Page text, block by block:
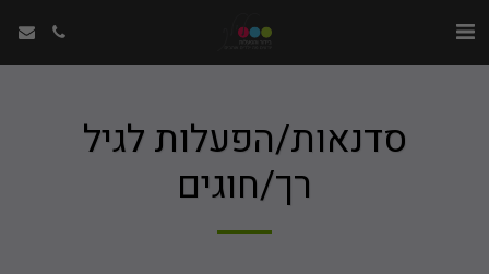
סדנאות/הפעלות לגיל
רך/חוגים